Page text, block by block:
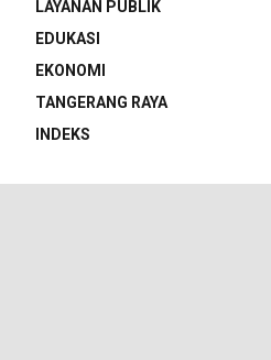
LAYANAN PUBLIK
EDUKASI
EKONOMI
TANGERANG RAYA
INDEKS